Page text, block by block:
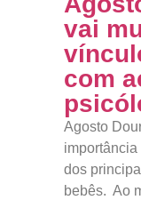
vai
com
Agosto
dos
bebês. Ao